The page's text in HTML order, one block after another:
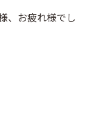
、お疲れ様でし